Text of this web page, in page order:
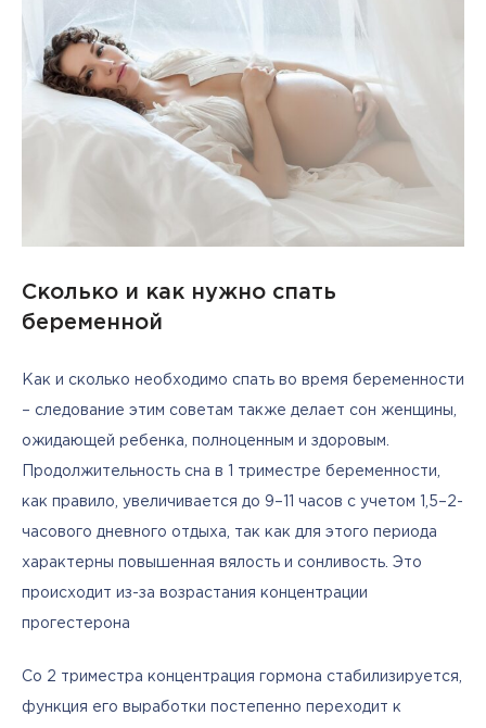
Сколько и как нужно спать
беременной
Как и сколько необходимо спать во время беременности
– следование этим советам также делает сон женщины,
ожидающей ребенка, полноценным и здоровым.
Продолжительность сна в 1 триместре беременности,
как правило, увеличивается до 9–11 часов с учетом 1,5–2-
часового дневного отдыха, так как для этого периода
характерны повышенная вялость и сонливость. Это
происходит из-за возрастания концентрации
прогестерона
Со 2 триместра концентрация гормона стабилизируется,
функция его выработки постепенно переходит к